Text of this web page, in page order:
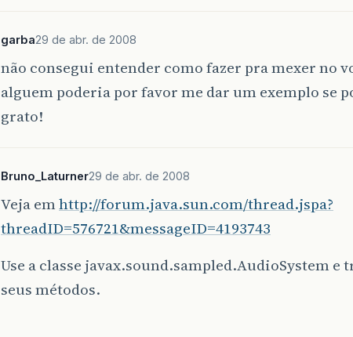
garba29 de abr. de 2008
não consegui entender como fazer pra mexer no
alguem poderia por favor me dar um exemplo se
grato!
Bruno_Laturner29 de abr. de 2008
Veja emhttp://forum.java.sun.com/thread.jspa?
threadID=576721&messageID=4193743
Use a classe javax.sound.sampled.AudioSystem e
seus métodos.